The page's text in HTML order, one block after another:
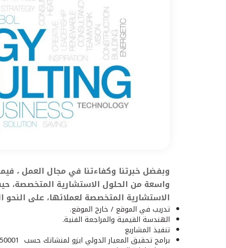
وبفضل خبرتنا وكفاءتنا في مجال العمل ،
واسعة من الحلول الاستشارية المتخصصة،
الاستشارية المتخصصة لعملائها، على النحو
تدريب في الموقع / خارج الموقع.
الهندسة القيمية والمراجعة الفنية.
تنفيذ المشاريع
برامج تحقيق المعيار الدولي ايزو لمنشاتك حسب ISO 50001